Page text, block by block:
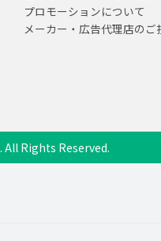
プロモーションについて
メーカー・広告代理店のご
All Rights Reserved.